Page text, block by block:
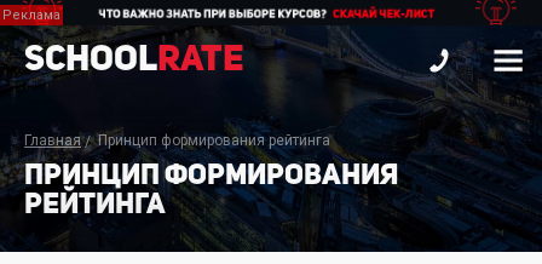
School Rate
Главная Принцип формирования рейтинга
ПРИНЦИП ФОРМИРОВАНИЯ
РЕЙТИНГА